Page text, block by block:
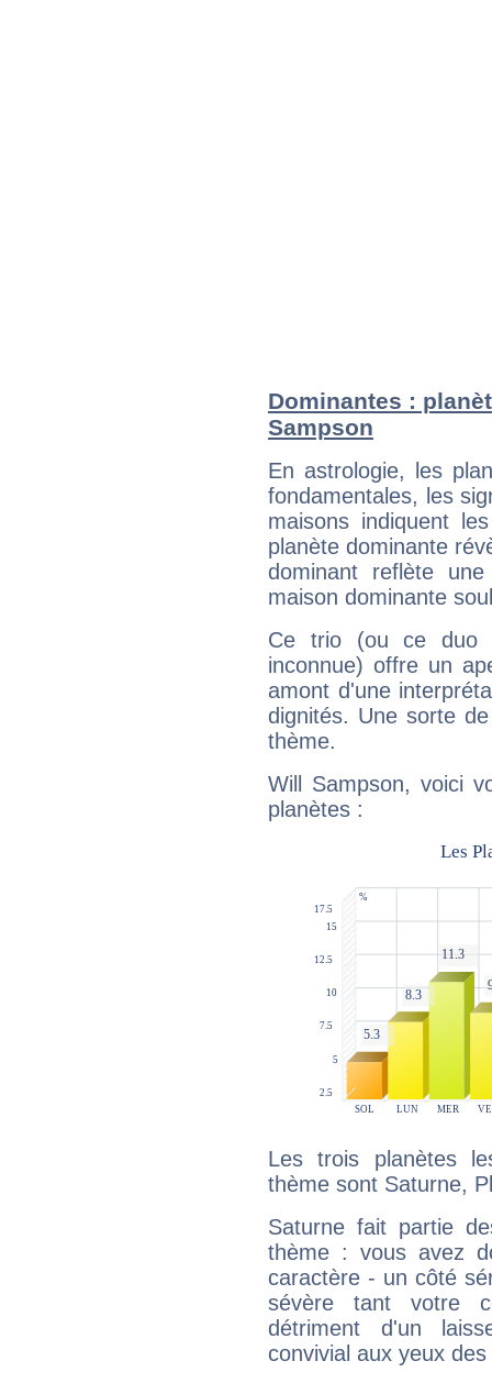
Dominantes :
Sampson
En astrologie, les
fondamentales, les
maisons indiquent
planète dominante
dominant reflète
maison dominante
Ce trio (ou ce duo
inconnue) offre un
amont d'une
dignités. Une sorte
thème.
Will Sampson, voici
planètes :
Les trois planètes
thème sont Saturne,
Saturne fait partie
thème : vous avez
caractère - un côté
sévère tant votre
détriment d'un
convivial aux yeux